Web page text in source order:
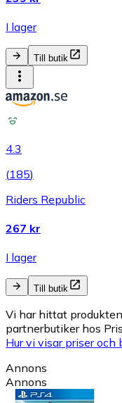
I lager
Till butik
4.3
(185)
Riders Republic
267 kr
I lager
Till butik
Vi har hittat
partnerbutiker hos
Hur vi visar priser och
Annons
Annons